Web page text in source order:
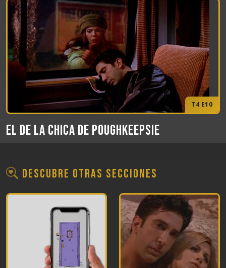
T4 E10
El de la chica de Poughkeepsie
Descubre otras secciones